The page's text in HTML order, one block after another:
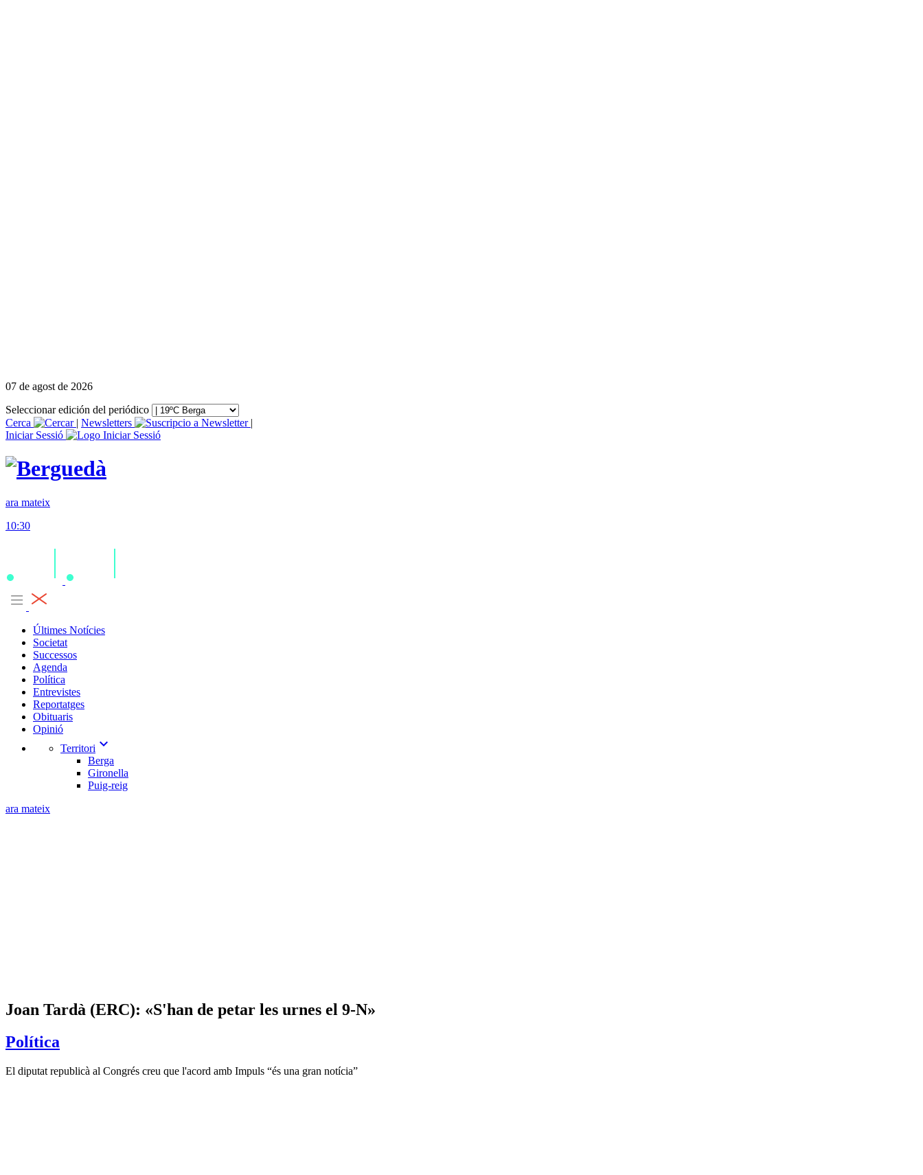
07 de agost de 2026
Seleccionar edición del periódico
Cerca
| Newsletters
|
Iniciar Sessió
ara mateix
10:30
Últimes Notícies
Societat
Successos
Agenda
Política
Entrevistes
Reportatges
Obituaris
Opinió
Territori expand_more
Berga
Gironella
Puig-reig
ara mateix
Joan Tardà (ERC): «S'han de petar les urnes el 9-N»
Política
El diputat republicà al Congrés creu que l'acord amb Impuls “és una gran notícia”